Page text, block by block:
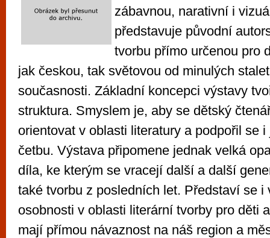
zábavnou, narativní i
představuje původní
tvorbu přímo určenou pro
jak českou, tak světovou od minulých
současnosti. Základní koncepci výstavy
struktura. Smyslem je, aby se dětský
orientovat v oblasti literatury a podpořil se
četbu. Výstava připomene jednak velká
díla, ke kterým se vracejí další a další
také tvorbu z posledních let. Představí se i
osobnosti v oblasti literární tvorby pro děti
mají přímou návaznost na náš region a